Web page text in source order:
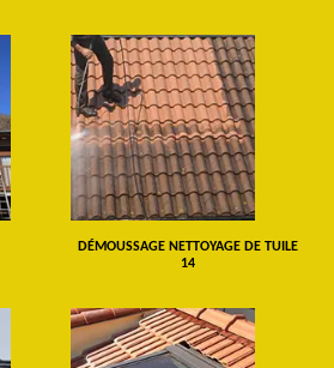
DÉMOUSSAGE NETTOYAGE DE TUILE
14